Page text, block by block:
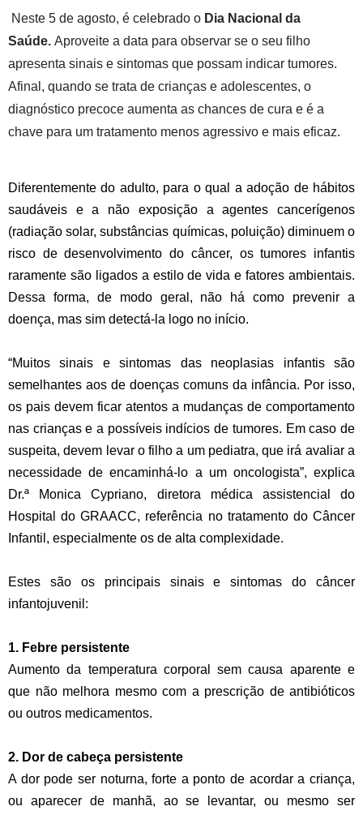
Neste 5 de agosto, é celebrado o Dia Nacional da
Saúde. Aproveite a data para observar se o seu filho
apresenta sinais e sintomas que possam indicar tumores.
Afinal, quando se trata de crianças e adolescentes, o
diagnóstico precoce aumenta as chances de cura e é a
chave para um tratamento menos agressivo e mais eficaz.
Diferentemente do adulto, para o qual a adoção de hábitos
saudáveis e a não exposição a agentes cancerígenos
(radiação solar, substâncias químicas, poluição) diminuem o
risco de desenvolvimento do câncer, os tumores infantis
raramente são ligados a estilo de vida e fatores ambientais.
Dessa forma, de modo geral, não há como prevenir a
doença, mas sim detectá-la logo no início.
“Muitos sinais e sintomas das neoplasias infantis são
semelhantes aos de doenças comuns da infância. Por isso,
os pais devem ficar atentos a mudanças de comportamento
nas crianças e a possíveis indícios de tumores. Em caso de
suspeita, devem levar o filho a um pediatra, que irá avaliar a
necessidade de encaminhá-lo a um oncologista”, explica
Dr.ª Monica Cypriano, diretora médica assistencial do
Hospital do GRAACC, referência no tratamento do Câncer
Infantil, especialmente os de alta complexidade.
Estes são os principais sinais e sintomas do câncer
infantojuvenil:
1. Febre persistente
Aumento da temperatura corporal sem causa aparente e
que não melhora mesmo com a prescrição de antibióticos
ou outros medicamentos.
2. Dor de cabeça persistente
A dor pode ser noturna, forte a ponto de acordar a criança,
ou aparecer de manhã, ao se levantar, ou mesmo ser